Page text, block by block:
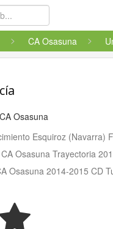
CA Osasuna
CA Osasuna
Esquiroz (Navarra)
Osasuna Trayectoria
Osasuna 2014-2015 CD